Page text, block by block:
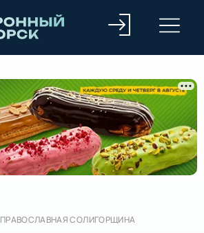
ПРАВОСЛАВНАЯ СОЛИГОРЩИНА